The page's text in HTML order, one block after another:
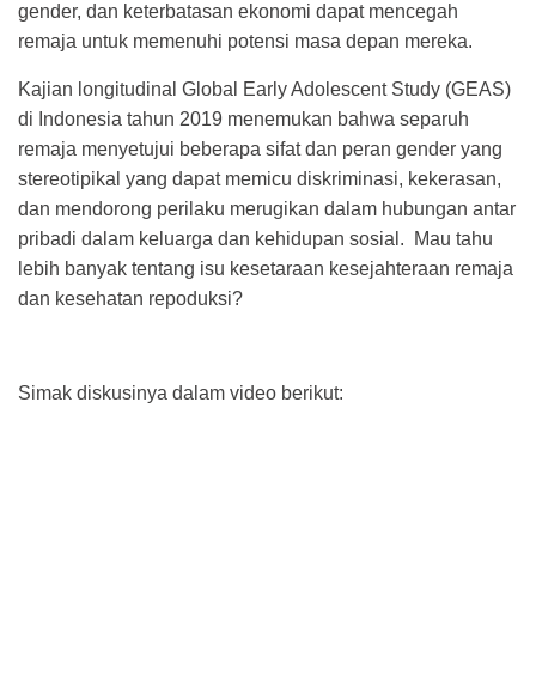
gender, dan keterbatasan ekonomi dapat mencegah
remaja untuk memenuhi potensi masa depan mereka.
Kajian longitudinal Global Early Adolescent Study (GEAS)
di Indonesia tahun 2019 menemukan bahwa separuh
remaja menyetujui beberapa sifat dan peran gender yang
stereotipikal yang dapat memicu diskriminasi, kekerasan,
dan mendorong perilaku merugikan dalam hubungan antar
pribadi dalam keluarga dan kehidupan sosial.⁣ ⁣ Mau tahu
lebih banyak tentang isu kesetaraan kesejahteraan remaja
dan kesehatan repoduksi?⁣
Simak diskusinya dalam video berikut: